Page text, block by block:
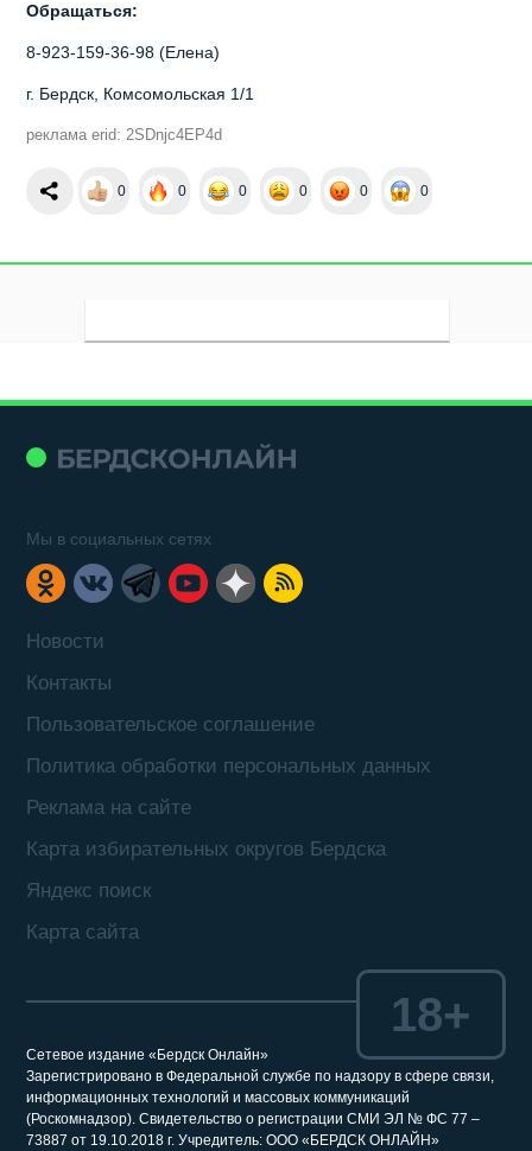
Обращаться:
8-923-159-36-98 (Елена)
г. Бердск, Комсомольская 1/1
реклама erid: 2SDnjc4EP4d
0 0 0 0 0 0
Новости
Контакты
Пользовательское соглашение
Политика обработки персональных данных
Реклама на сайте
Карта избирательных округов Бердска
Яндекс поиск
Карта сайта
Мы в социальных сетях
Сетевое издание «Бердск Онлайн»
Зарегистрировано в Федеральной службе по надзору в сфере связи,
информационных технологий и массовых коммуникаций
(Роскомнадзор). Свидетельство о регистрации СМИ ЭЛ № ФС 77 –
73887 от 19.10.2018 г. Учредитель: ООО «БЕРДСК ОНЛАЙН»
18+